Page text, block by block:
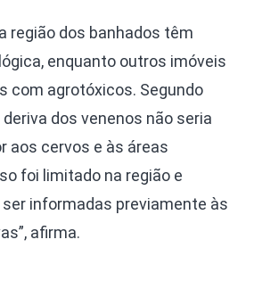
região dos banhados têm
enquanto outros imóveis
com agrotóxicos. Segundo
dos venenos não seria
aos cervos e às áreas
foi limitado na região e
informadas previamente às
afirma.